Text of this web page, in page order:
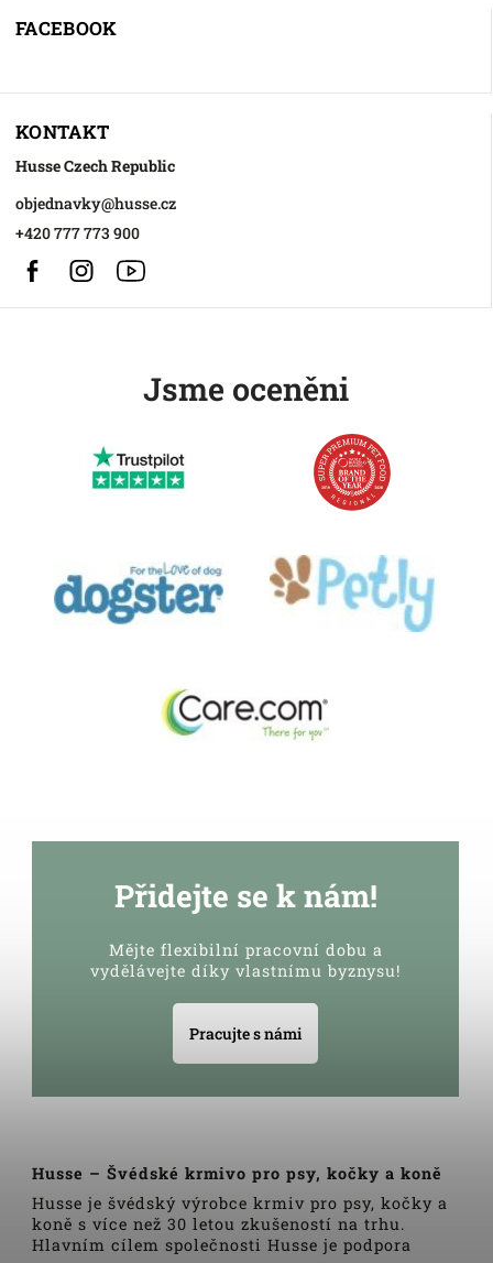
FACEBOOK
KONTAKT
Husse Czech Republic
objednavky@husse.cz
+420 777 773 900
FacebookInstagram
Jsme oceněni
Přidejte se k nám!
Mějte flexibilní pracovní dobu a
vydělávejte díky vlastnímu byznysu!
Pracujte s námi
Husse – Švédské krmivo pro psy, kočky a koně
Husse je švédský výrobce krmiv pro psy, kočky a
koně s více než 30 letou zkušeností na trhu.
Hlavním cílem společnosti Husse je podpora